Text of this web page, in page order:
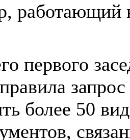
первого
более 50